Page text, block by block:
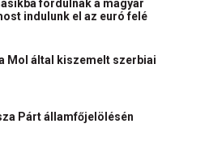
fordulnak a magyar
indulunk el az euró felé
Mol által kiszemelt szerbiai
Párt államfőjelölésén